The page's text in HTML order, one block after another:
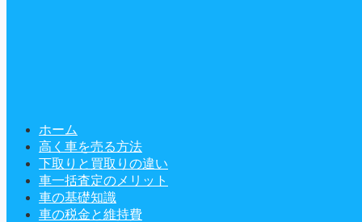
ホーム
高く車を売る方法
下取りと買取りの違い
車一括査定のメリット
車の基礎知識
車の税金と維持費